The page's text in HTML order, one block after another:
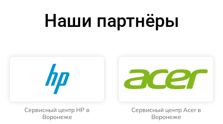
Наши партнёры
Сервисный центр HP в
Воронеже
Сервисный центр Acer в
Воронеже